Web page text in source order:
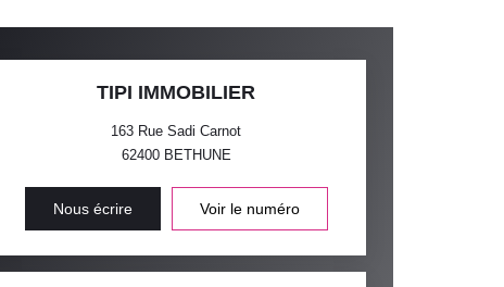
TIPI IMMOBILIER
163 Rue Sadi Carnot
62400 BETHUNE
Nous écrire Voir le numéro